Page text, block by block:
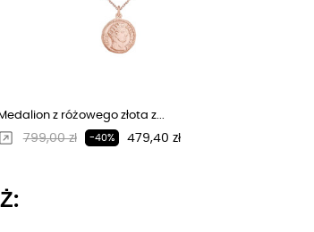
Medalion z różowego złota z...
Regularna cena
799,00 zł -40% Cena
479,40 zł